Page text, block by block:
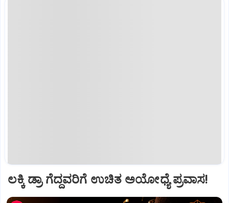
ಲಕ್ಕಿ ಡ್ರಾ ಗೆದ್ದವರಿಗೆ ಉಚಿತ ಅಯೋಧ್ಯೆ ಪ್ರವಾಸ!